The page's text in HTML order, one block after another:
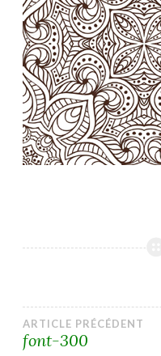
Navigation
ARTICLE PRÉCÉDENT
font-300